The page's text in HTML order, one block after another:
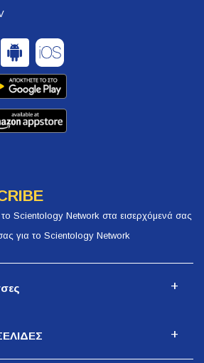
Scientology Network στα εισερχόμενά σας
για το Scientology Network